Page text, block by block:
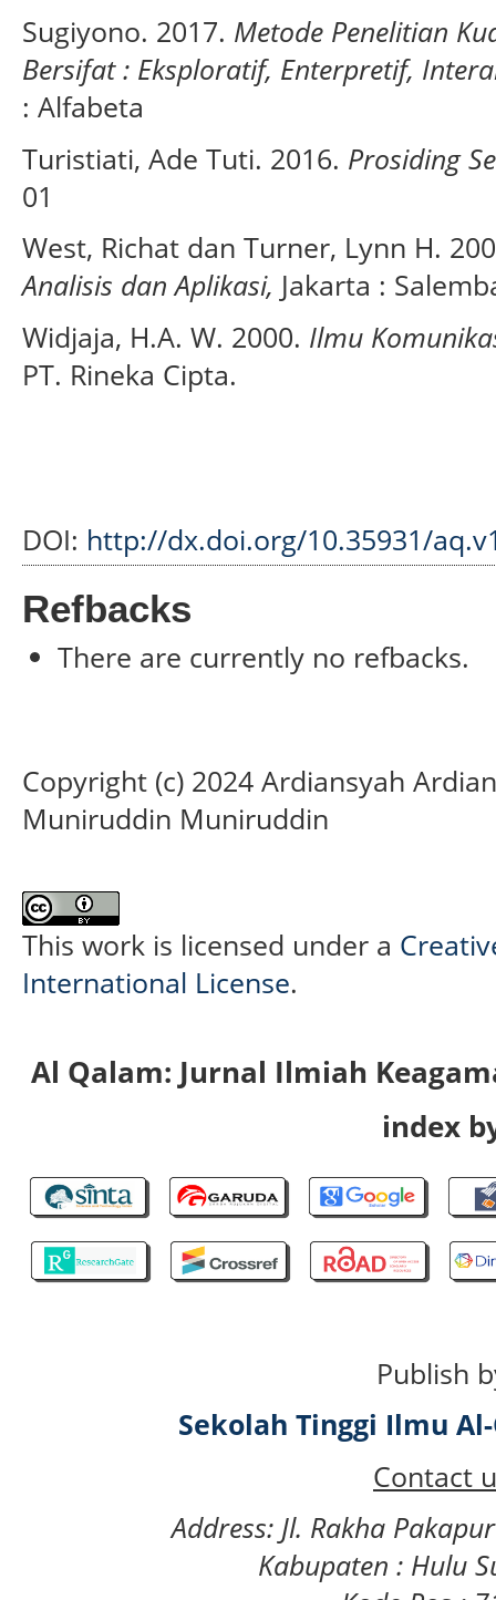
Sugiyono. 2017. Metode Penelitian
Bersifat: Eksploratif, Enterpretif,
: Alfabeta
Turistiati, Ade Tuti. 2016. Prosiding
01
West, Richat dan Turner, Lynn H.
Analisis dan Aplikasi, Jakarta :
Widjaja, H.A. W. 2000. Ilmu
PT. Rineka Cipta.
DOI: http://dx.doi.org/10.35931/
Refbacks
There are currently no refbacks.
Copyright (c) 2024 Ardiansyah
Muniruddin Muniruddin
This work is licensed under a
International License.
Al Qalam: Jurnal Ilmiah
index
Publish
Sekolah Tinggi Ilmu
Contact
Address: Jl. Rakha
Kabupaten : Hulu